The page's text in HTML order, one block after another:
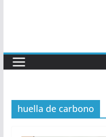
huella de carbono